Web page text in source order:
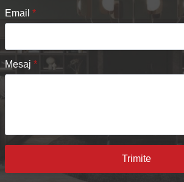
Email *
Mesaj *
Trimite